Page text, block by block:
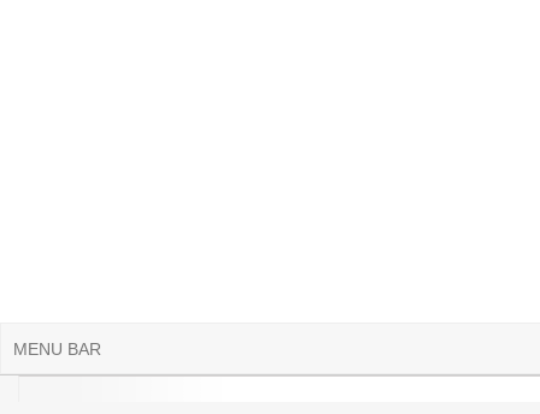
MENU BAR